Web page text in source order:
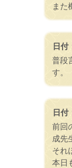
また
日付
普段
す。
日付
前回
成先
それ
本日